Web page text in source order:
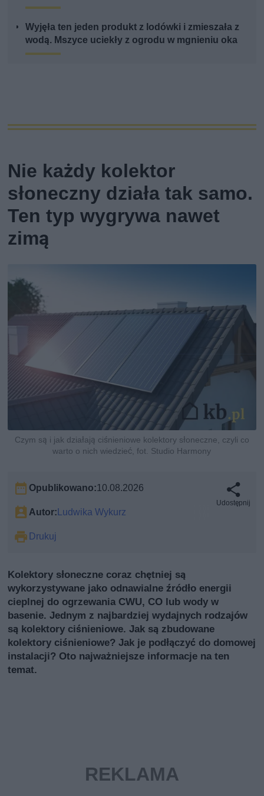
Wyjęła ten jeden produkt z lodówki i zmieszała z
wodą. Mszyce uciekły z ogrodu w mgnieniu oka
Nie każdy kolektor
słoneczny działa tak samo.
Ten typ wygrywa nawet
zimą
Czym są i jak działają ciśnieniowe kolektory słoneczne, czyli co
warto o nich wiedzieć, fot. Studio Harmony
Opublikowano:10.08.2026
Autor:Ludwika Wykurz
Drukuj
Udostępnij
Kolektory słoneczne coraz chętniej są
wykorzystywane jako odnawialne źródło energii
cieplnej do ogrzewania CWU, CO lub wody w
basenie. Jednym z najbardziej wydajnych rodzajów
są kolektory ciśnieniowe. Jak są zbudowane
kolektory ciśnieniowe? Jak je podłączyć do domowej
instalacji? Oto najważniejsze informacje na ten
temat.